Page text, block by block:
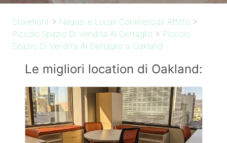
Storefront > Negozi e Locali Commerciali Affitto >
Piccolo Spazio Di Vendita Al Dettaglio > Piccolo
Spazio Di Vendita Al Dettaglio a Oakland
Le migliori location di Oakland: